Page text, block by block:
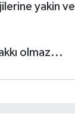
yakin
olmaz...